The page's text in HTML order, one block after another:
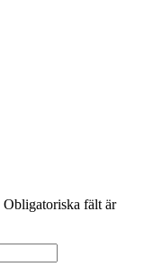
Obligatoriska fält är